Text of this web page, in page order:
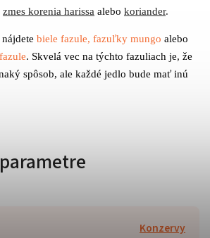
zmes korenia harissa alebo koriander.
biele fazule, fazuľky mungo alebo
. Skvelá vec na týchto fazuliach je, že
spôsob, ale každé jedlo bude mať inú
Konzervy